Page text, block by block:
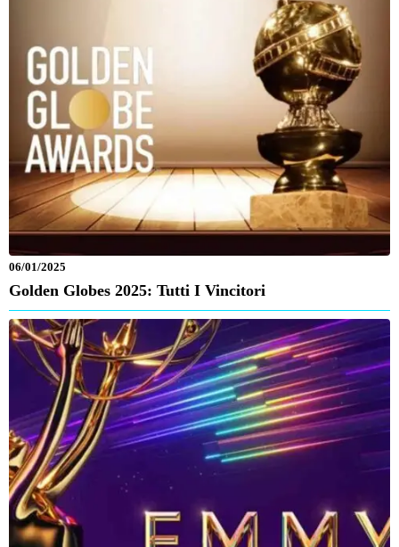
06/01/2025
Golden Globes 2025: Tutti I Vincitori